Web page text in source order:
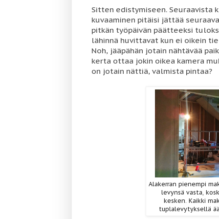
Sitten edistymiseen. Seuraavista
kuvaaminen pitäisi jättää
pitkän työpäivän päätteeksi
lähinnä huvittavat kun ei oikein
Noh, jääpähän jotain nähtävää
kerta ottaa jokin oikea kamera
on jotain nättiä, valmista pintaa?
Alakerran pienempi
levynsä vasta,
kesken. Kaikki
tuplalevytyksellä